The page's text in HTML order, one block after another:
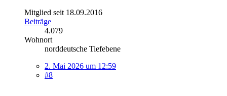
Mitglied seit 18.09.2016
Beiträge
4.079
Wohnort
norddeutsche Tiefebene
2. Mai 2026 um 12:59
#8